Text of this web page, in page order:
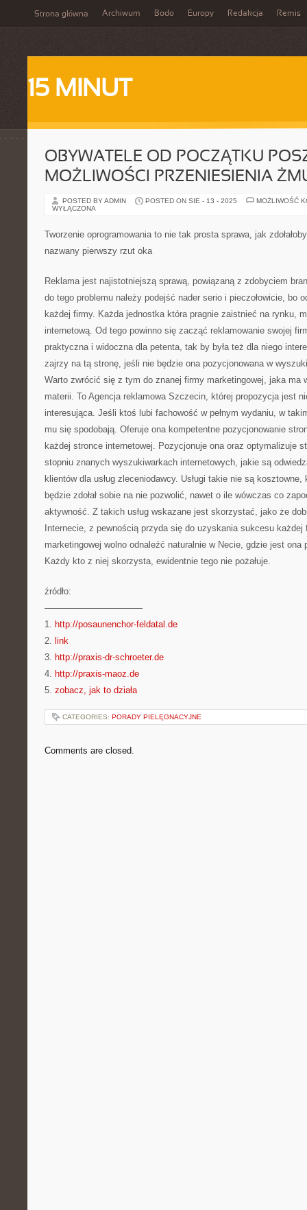
Strona główna Archiwum Bodo Europy Redakcja Remis
15 MINUT
OBYWATELE OD POCZĄTKU
MOŻLIWOŚCI PRZENIESIENIA
POSTED BY ADMIN POSTED ON SIE - 13 - 2025
MOŻLIWOŚĆ
WYŁĄCZONA
Tworzenie oprogramowania to nie tak prosta sprawa, jak
nazwany pierwszy rzut oka
Reklama jest najistotniejszą sprawą, powiązaną z zdobyciem
do tego problemu należy podejść nader serio i pieczołowicie, bo
każdej firmy. Każda jednostka która pragnie zaistnieć na rynku,
internetową. Od tego powinno się zacząć reklamowanie swojej
praktyczna i widoczna dla petenta, tak by była też dla niego
zajrzy na tą stronę, jeśli nie będzie ona pozycjonowana w
Warto zwrócić się z tym do znanej firmy marketingowej, jaka ma
materii. To Agencja reklamowa Szczecin, której propozycja jest
interesująca. Jeśli ktoś lubi fachowość w pełnym wydaniu, w
mu się spodobają. Oferuje ona kompetentne pozycjonowanie
każdej stronce internetowej. Pozycjonuje ona oraz optymalizuje
stopniu znanych wyszukiwarkach internetowych, jakie są
klientów dla usług zleceniodawcy. Usługi takie nie są
będzie zdołał sobie na nie pozwolić, nawet o ile wówczas co
aktywność. Z takich usług wskazane jest skorzystać, jako że
Internecie, z pewnością przyda się do uzyskania sukcesu
marketingowej wolno odnaleźć naturalnie w Necie, gdzie jest ona
Każdy kto z niej skorzysta, ewidentnie tego nie pożałuje.
źródło:
———————————
1. http://posaunenchor-feldatal.de
2. link
3. http://praxis-dr-schroeter.de
4. http://praxis-maoz.de
5. zobacz, jak to działa
CATEGORIES: PORADY PIELĘGNACYJNE
Comments are closed.